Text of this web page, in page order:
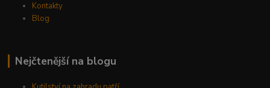
Kontakty
Blog
Nejčtenější na blogu